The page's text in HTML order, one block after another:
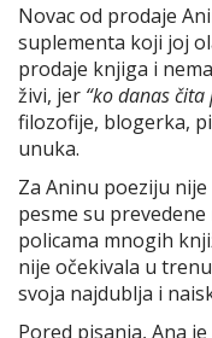
Novac od prodaje
suplementa koji joj
prodaje knjiga i
živi, jer “ko danas čita
filozofije, blogerka,
unuka.
Za Aninu poeziju
pesme su
policama mnogih
nije očekivala u
svoja najdublja i
Pored pisanja, Ana